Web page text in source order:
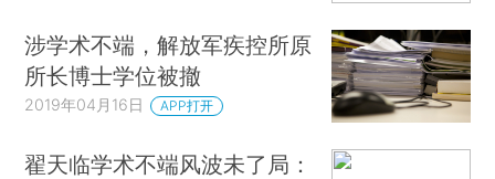
涉学术不端，解放军疾控所原
所长博士学位被撤
2019年04月16日 APP打开
翟天临学术不端风波未了局：